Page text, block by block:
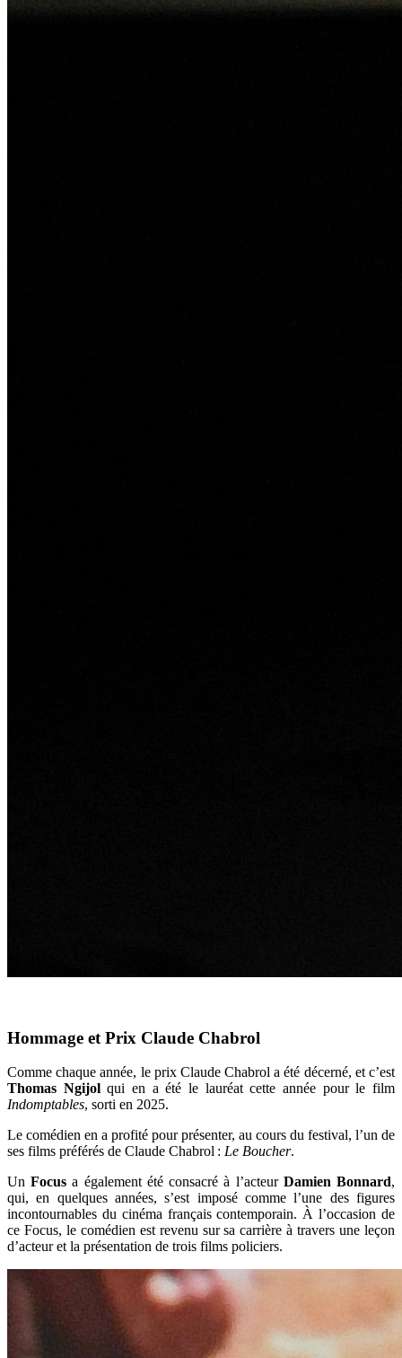
Hommage et Prix Claude Chabrol
Comme chaque année, le prix Claude Chabrol a été décerné, et c’est
Thomas Ngijolqui en a été le lauréat cette année pour le film
Indomptables, sorti en 2025.
Le comédien en a profité pour présenter, au cours du festival, l’un de
ses films préférés de Claude Chabrol : Le Boucher.
UnFocus a également été consacré à l’acteur Damien Bonnard,
qui, en quelques années, s’est imposé comme l’une des figures
incontournables du cinéma français contemporain. À l’occasion de
ce Focus, le comédien est revenu sur sa carrière à travers une leçon
d’acteur et la présentation de trois films policiers.